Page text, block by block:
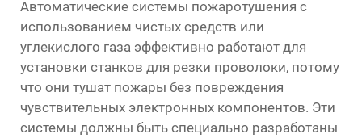
Автоматические системы пожаротушения с
использованием чистых средств или
углекислого газа эффективно работают для
установки станков для резки проволоки, потому
что они тушат пожары без повреждения
чувствительных электронных компонентов. Эти
системы должны быть специально разработаны